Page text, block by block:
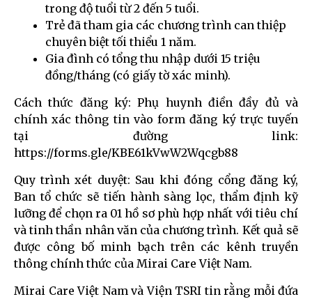
trong độ tuổi từ 2 đến 5 tuổi.
Trẻ đã tham gia các chương trình can thiệp
chuyên biệt tối thiểu 1 năm.
Gia đình có tổng thu nhập dưới 15 triệu
đồng/tháng (có giấy tờ xác minh).
Cách thức đăng ký: Phụ huynh điền đầy đủ và
chính xác thông tin vào form đăng ký trực tuyến
tại đường link:
https://forms.gle/KBE61kVwW2Wqcgb88
Quy trình xét duyệt: Sau khi đóng cổng đăng ký,
Ban tổ chức sẽ tiến hành sàng lọc, thẩm định kỹ
lưỡng để chọn ra 01 hồ sơ phù hợp nhất với tiêu chí
và tinh thần nhân văn của chương trình. Kết quả sẽ
được công bố minh bạch trên các kênh truyền
thông chính thức của Mirai Care Việt Nam.
Mirai Care Việt Nam và Viện TSRI tin rằng mỗi đứa